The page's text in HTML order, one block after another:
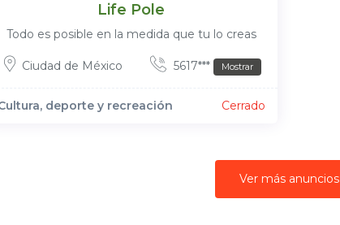
Life Pole
Todo es posible en la medida que tu lo creas
Ciudad de México 5617*** Mostrar
deporte y recreación Cerrado
Ver más anuncios